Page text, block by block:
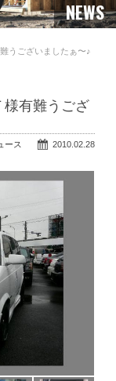
NEWS
うございましたぁ〜♪
様有難うござ
2010.02.28
ース